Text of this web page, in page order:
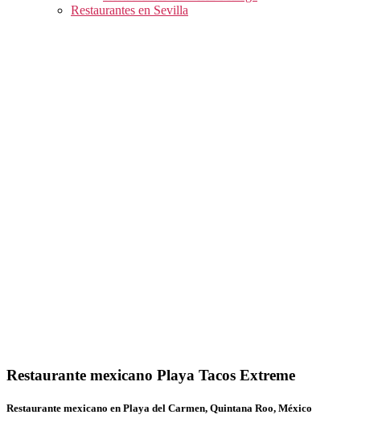
Restaurantes en Sevilla
Restaurante mexicano Playa Tacos Extreme
Restaurante mexicano en Playa del Carmen, Quintana Roo, México